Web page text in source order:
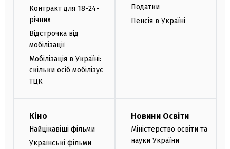
Контракт для 18-24-
річних
Відстрочка від
мобілізації
Мобілізація в Україні:
скільки осіб мобілізує
ТЦК
Податки
Пенсія в Україні
Кіно
Найцікавіші фільми
Українські фільми
Новини Освіти
Міністерство освіти та
науки України